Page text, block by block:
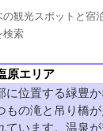
の観光スポットと
検索
原エリア
に位置する緑豊
もの滝と吊り橋
ています。温泉